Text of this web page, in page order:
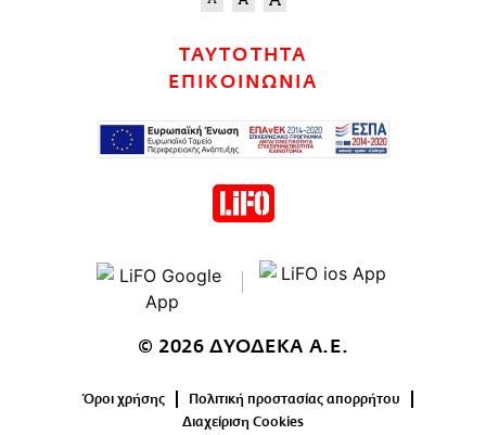
ΤΑΥΤΟΤΗΤΑ
ΕΠΙΚΟΙΝΩΝΙΑ
© 2026 ΔΥΟΔΕΚΑ Α.Ε.
Όροι χρήσης
Πολιτική προστασίας απορρήτου
Διαχείριση Cookies